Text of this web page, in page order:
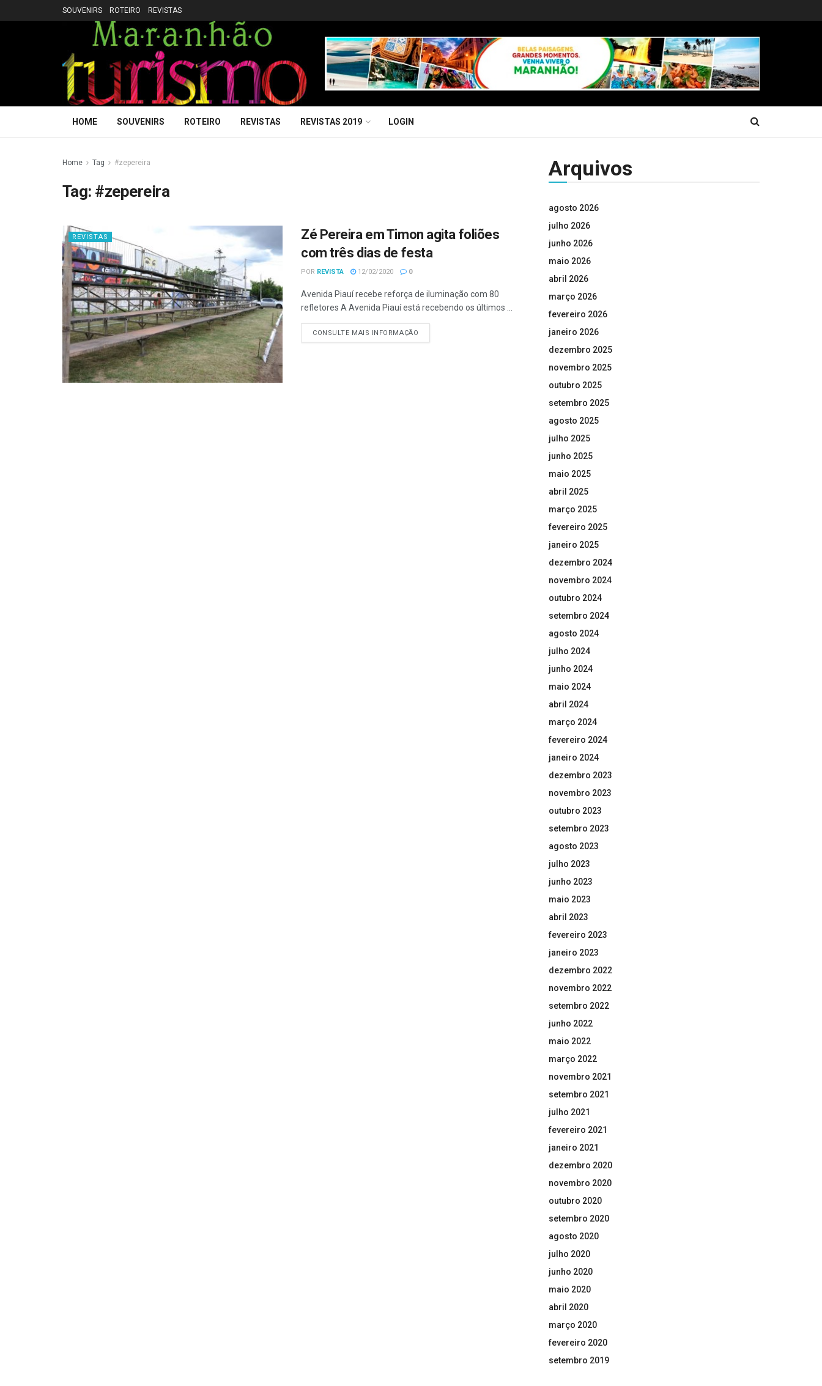
SOUVENIRS ROTEIRO REVISTAS
HOME SOUVENIRS ROTEIRO REVISTAS REVISTAS 2019 LOGIN
Home Tag #zepereira
Tag: #zepereira
REVISTAS
Zé Pereira em Timon agita foliões
com três dias de festa
POR REVISTA 12/02/2020 0
Avenida Piauí recebe reforça de iluminação com 80
refletores A Avenida Piauí está recebendo os últimos ...
CONSULTE MAIS INFORMAÇÃO
Arquivos
agosto 2026
julho 2026
junho 2026
maio 2026
abril 2026
março 2026
fevereiro 2026
janeiro 2026
dezembro 2025
novembro 2025
outubro 2025
setembro 2025
agosto 2025
julho 2025
junho 2025
maio 2025
abril 2025
março 2025
fevereiro 2025
janeiro 2025
dezembro 2024
novembro 2024
outubro 2024
setembro 2024
agosto 2024
julho 2024
junho 2024
maio 2024
abril 2024
março 2024
fevereiro 2024
janeiro 2024
dezembro 2023
novembro 2023
outubro 2023
setembro 2023
agosto 2023
julho 2023
junho 2023
maio 2023
abril 2023
fevereiro 2023
janeiro 2023
dezembro 2022
novembro 2022
setembro 2022
junho 2022
maio 2022
março 2022
novembro 2021
setembro 2021
julho 2021
fevereiro 2021
janeiro 2021
dezembro 2020
novembro 2020
outubro 2020
setembro 2020
agosto 2020
julho 2020
junho 2020
maio 2020
abril 2020
março 2020
fevereiro 2020
setembro 2019